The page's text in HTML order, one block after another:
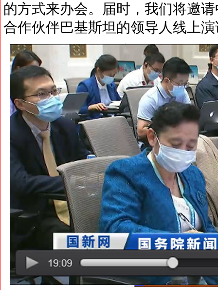
的方式来办会。届时，我们将邀
合作伙伴巴基斯坦的领导人线上